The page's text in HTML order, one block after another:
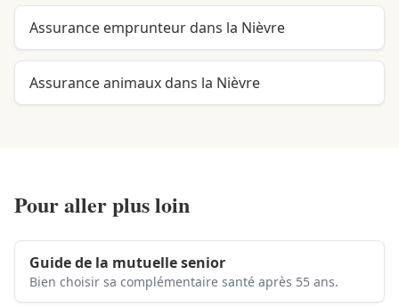
Assurance emprunteur dans la Nièvre
Assurance animaux dans la Nièvre
Pour aller plus loin
Guide de la mutuelle senior
Bien choisir sa complémentaire santé après 55 ans.